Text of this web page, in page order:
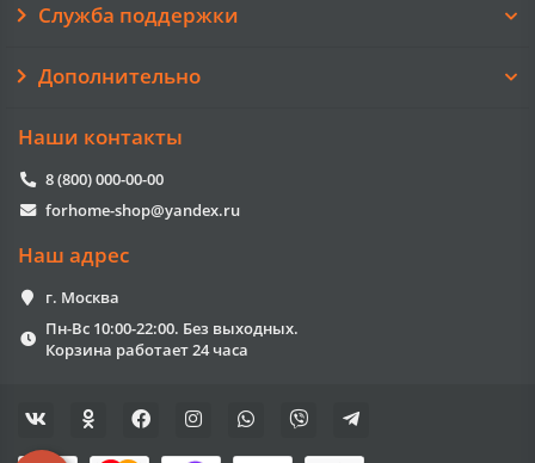
Служба поддержки
Дополнительно
Наши контакты
8 (800) 000-00-00
forhome-shop@yandex.ru
Наш адрес
г. Москва
Пн-Вс 10:00-22:00. Без выходных.
Корзина работает 24 часа